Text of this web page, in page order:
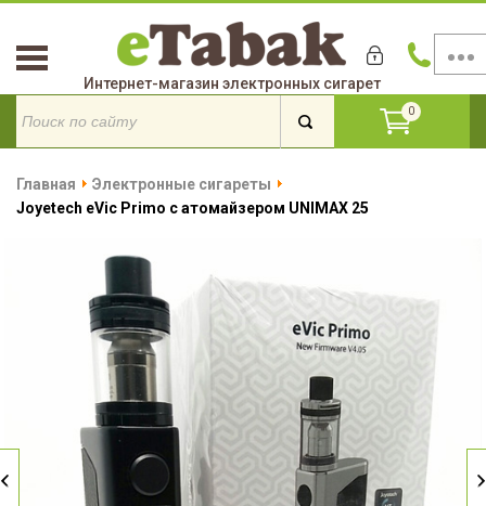
Интернет-магазин электронных сигарет
0
Главная
Электронные сигареты
Joyetech eVic Primo с атомайзером UNIMAX 25